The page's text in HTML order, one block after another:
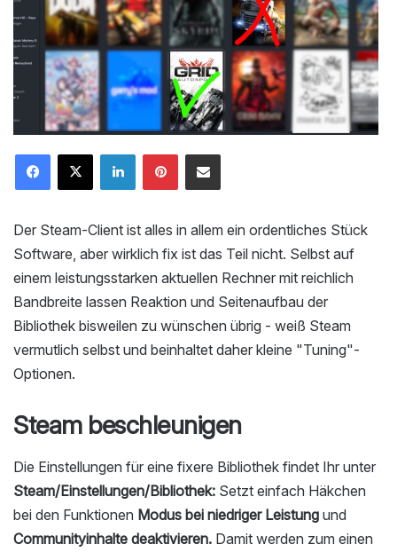
Der Steam-Client ist alles in allem ein ordentliches Stück
Software, aber wirklich fix ist das Teil nicht. Selbst auf
einem leistungsstarken aktuellen Rechner mit reichlich
Bandbreite lassen Reaktion und Seitenaufbau der
Bibliothek bisweilen zu wünschen übrig - weiß Steam
vermutlich selbst und beinhaltet daher kleine "Tuning"-
Optionen.
Steam beschleunigen
Die Einstellungen für eine fixere Bibliothek findet Ihr unter
Steam/Einstellungen/Bibliothek: Setzt einfach Häkchen
bei den Funktionen Modus bei niedriger Leistung und
Communityinhalte deaktivieren. Damit werden zum einen